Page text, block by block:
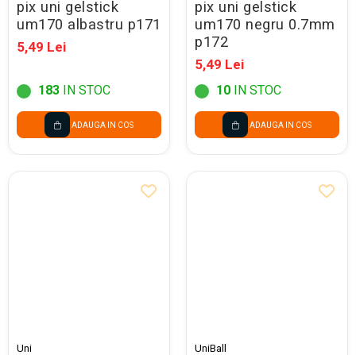
pix uni gelstick
um170 albastru p171
5,49 Lei
183 IN STOC
ADAUGA IN COS
pix uni gelstick
um170 negru 0.7mm
p172
5,49 Lei
10 IN STOC
ADAUGA IN COS
Uni UniBall